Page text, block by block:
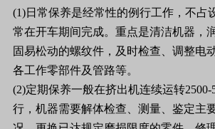
(1)日常保养是经常性的例行工作，不占
常在开车期间完成。重点是清洁机器，
固易松动的螺纹件，及时检查、调整电
各工作零部件及管路等。
(2)定期保养一般在挤出机连续运转2500-
行，机器需要解体检查、测量、鉴定主